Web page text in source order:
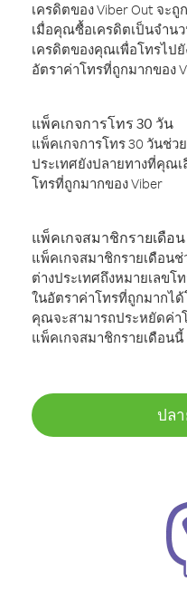
เครดิตของ Viber Out จะ
เมื่อคุณซื้อเครดิตเป็นจำน
เครดิตของคุณเพื่อโทรไป
อัตราค่าโทรที่ถูกมากของ
แพ็คเกจการโทร 30 วัน
แพ็คเกจการโทร 30 วันช่
ประเทศยังปลายทางที่คุณ
โทรที่ถูกมากของ Viber
แพ็คเกจสมาชิกรายเดือน
แพ็คเกจสมาชิกรายเดือน
ต่างประเทศถึงหมายเลข
ในอัตราค่าโทรที่ถูกมากไ
คุณจะสามารถประหยัดค่
แพ็คเกจสมาชิกรายเดือนนี้
ปล